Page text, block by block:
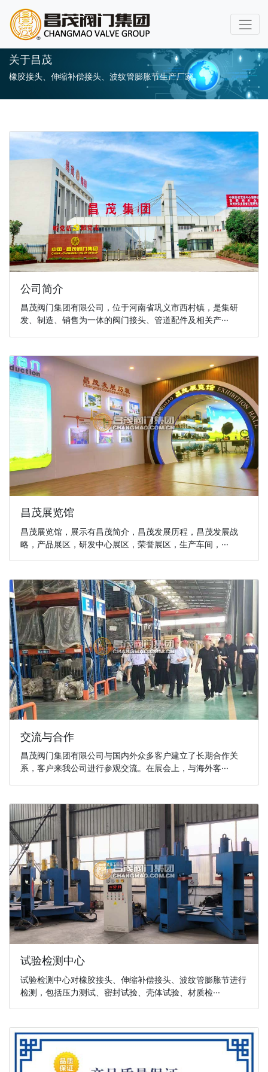
关于昌茂
橡胶接头、伸缩补偿接头、波纹管膨胀节生产厂家
公司简介
昌茂阀门集团有限公司，位于河南省巩义市西村镇，是集研
发、制造、销售为一体的阀门接头、管道配件及相关产···
昌茂展览馆
昌茂展览馆，展示有昌茂简介，昌茂发展历程，昌茂发展战
略，产品展区，研发中心展区，荣誉展区，生产车间，···
交流与合作
昌茂阀门集团有限公司与国内外众多客户建立了长期合作关
系，客户来我公司进行参观交流。在展会上，与海外客···
试验检测中心
试验检测中心对橡胶接头、伸缩补偿接头、波纹管膨胀节进行
检测，包括压力测试、密封试验、壳体试验、材质检···